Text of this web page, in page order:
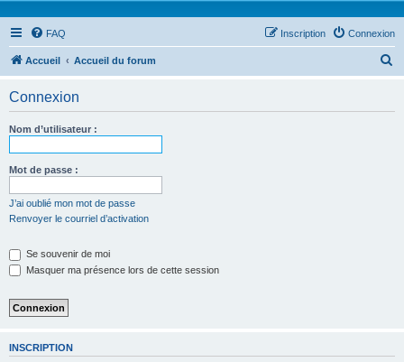
FAQ Connexion
Inscription
Accueil Accueil du forum
Connexion
Nom d’utilisateur :
Mot de passe :
J’ai oublié mon mot de passe
Renvoyer le courriel d’activation
Se souvenir de moi
Masquer ma présence lors de cette session
INSCRIPTION